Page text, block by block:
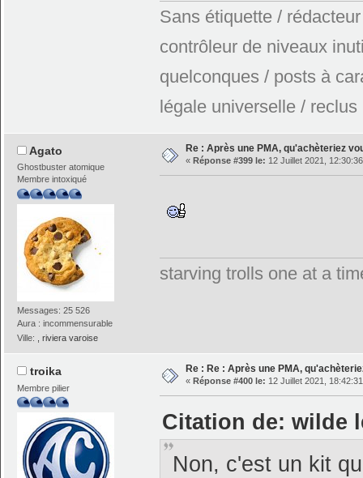
Sans étiquette /
contrôleur de niveaux
quelconques / posts à
légale universelle / reclus
Agato
Ghostbuster atomique
Membre intoxiqué
Messages: 25 526
Aura : incommensurable
Ville:
, riviera varoise
Re : Après une PMA, qu'achèteriez
« Réponse #399 le: 12 Juillet 2021,
starving trolls one at a
troika
Membre pilier
Re : Re : Après une PMA,
« Réponse #400 le: 12 Juillet 2021,
Citation de: wilde
Non, c'est un kit